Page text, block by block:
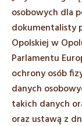
osobowych dla
dokumentalisty
Opolskiej w
Parlamentu
ochrony osób
danych
takich danych
oraz ustawą z